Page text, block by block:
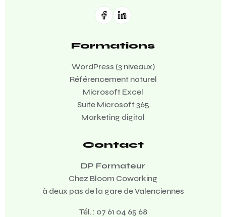
Formations
WordPress (3 niveaux)
Référencement naturel
Microsoft Excel
Suite Microsoft 365
Marketing digital
Contact
DP Formateur
Chez Bloom Coworking
à deux pas de la gare de Valenciennes
Tél. : 07 61 04 65 68